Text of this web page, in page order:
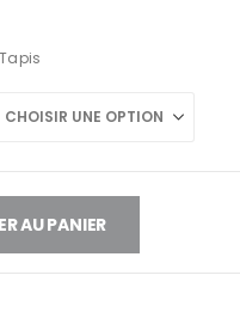
Tapis
AU PANIER